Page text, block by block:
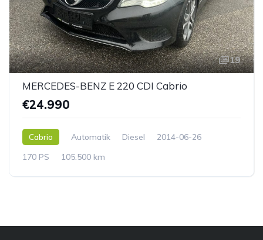
19
MERCEDES-BENZ E 220 CDI Cabrio
€24.990
Cabrio Automatik Diesel
2014-06-26
170 PS
105.500 km